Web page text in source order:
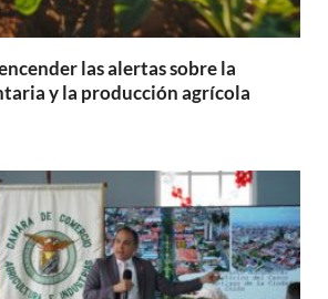
las alertas sobre la
y la producción agrícola